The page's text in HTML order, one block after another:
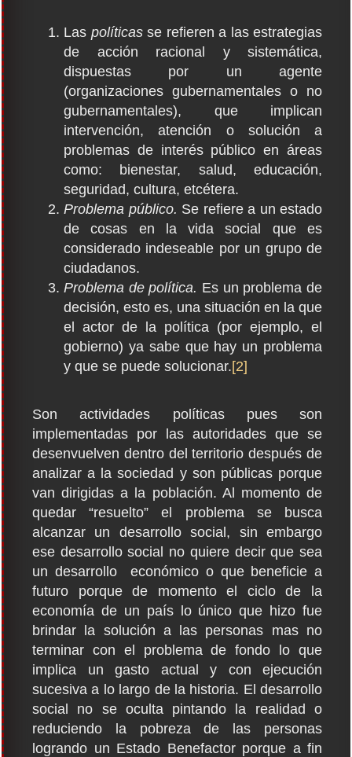
Las políticas se refieren a las estrategias
de acción racional y sistemática,
dispuestas por un agente
(organizaciones gubernamentales o no
gubernamentales), que implican
intervención, atención o solución a
problemas de interés público en áreas
como: bienestar, salud, educación,
seguridad, cultura, etcétera.
Problema público. Se refiere a un estado
de cosas en la vida social que es
considerado indeseable por un grupo de
ciudadanos.
Problema de política. Es un problema de
decisión, esto es, una situación en la que
el actor de la política (por ejemplo, el
gobierno) ya sabe que hay un problema
y que se puede solucionar.[2]
Son actividades políticas pues son
implementadas por las autoridades que se
desenvuelven dentro del territorio después de
analizar a la sociedad y son públicas porque
van dirigidas a la población. Al momento de
quedar “resuelto” el problema se busca
alcanzar un desarrollo social, sin embargo
ese desarrollo social no quiere decir que sea
un desarrollo económico o que beneficie a
futuro porque de momento el ciclo de la
economía de un país lo único que hizo fue
brindar la solución a las personas mas no
terminar con el problema de fondo lo que
implica un gasto actual y con ejecución
sucesiva a lo largo de la historia. El desarrollo
social no se oculta pintando la realidad o
reduciendo la pobreza de las personas
logrando un Estado Benefactor porque a fin